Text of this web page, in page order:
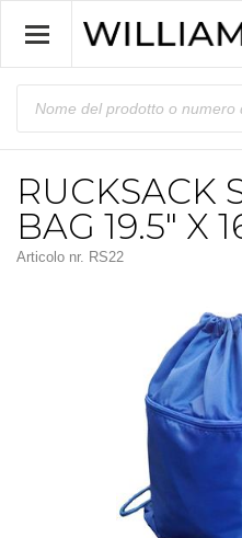
RUCKSACK
BAG 19.5" X
Articolo nr. RS22